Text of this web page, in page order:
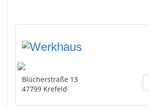
Blücherstraße 13
47799 Krefeld